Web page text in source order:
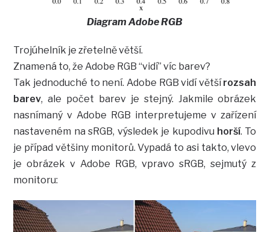
Diagram Adobe RGB
Trojúhelník je zřetelně větší.
Znamená to, že Adobe RGB “vidí” víc barev?
Tak jednoduché to není. Adobe RGB vidí většírozsah
barev, ale počet barev je stejný. Jakmile obrázek
nasnímaný v Adobe RGB interpretujeme v zařízení
nastaveném na sRGB, výsledek je kupodivu horší. To
je případ většiny monitorů. Vypadá to asi takto, vlevo
je obrázek v Adobe RGB, vpravo sRGB, sejmutý z
monitoru: